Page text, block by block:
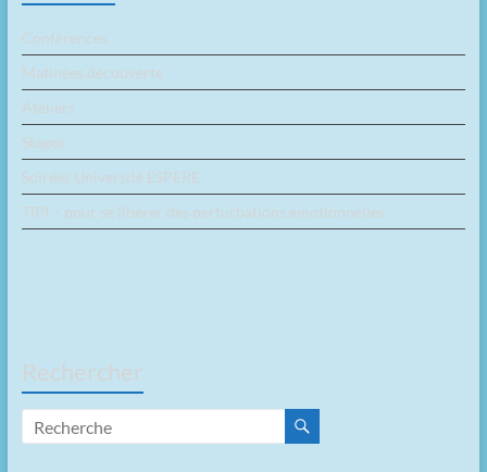
Conférences
Matinées découverte
Ateliers
Stages
Soirées Université ESPERE
TIPI – pour se libérer des perturbations émotionnelles
Rechercher